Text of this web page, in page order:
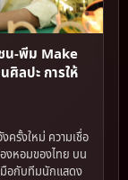
น-พีม Make
ลปะ การให้
ครั้งใหม่ ความเชื่อ
งหอมของไทย บน
มือกับทีมนักแสดง